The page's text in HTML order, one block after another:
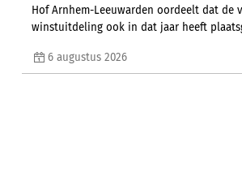
Hof Arnhem-Leeuwarden oordeelt dat de
winstuitdeling ook in dat jaar heeft
6 augustus 2026